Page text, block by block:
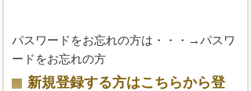
パスワードをお忘れの方は・・・→パスワ
ードをお忘れの方
新規登録する方はこちらから登